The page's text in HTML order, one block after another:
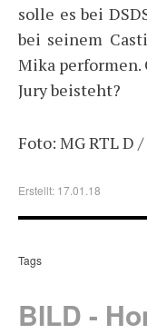
solle es bei
bei seinem
Mika performen.
Jury beisteht?
Foto: MG RTL D
Erstellt: 17.01.18
Tags
BILD -